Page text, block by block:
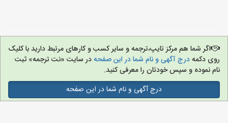
اگر شما هم مرکز تایپ،ترجمه و سایر کسب و کارهای مرتبط دارید با کلیک
روی دکمهدرج آگهی و نام شما در این صفحهدر سایت «نت ترجمه» ثبت
نام نموده و سپس خودتان را معرفی کنید.
درج آگهی و نام شما در این صفحه